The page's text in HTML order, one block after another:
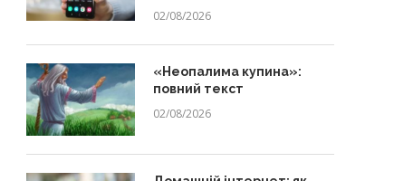
02/08/2026
«Неопалима купина»:
повний текст
02/08/2026